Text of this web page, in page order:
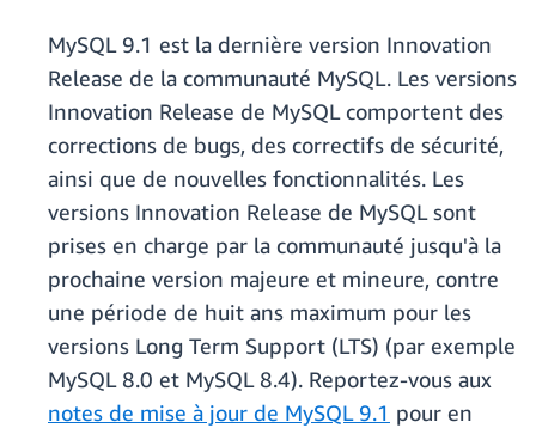
MySQL 9.1 est la dernière version Innovation
Release de la communauté MySQL. Les versions
Innovation Release de MySQL comportent des
corrections de bugs, des correctifs de sécurité,
ainsi que de nouvelles fonctionnalités. Les
versions Innovation Release de MySQL sont
prises en charge par la communauté jusqu'à la
prochaine version majeure et mineure, contre
une période de huit ans maximum pour les
versions Long Term Support (LTS) (par exemple
MySQL 8.0 et MySQL 8.4). Reportez-vous aux
notes de mise à jour de MySQL 9.1 pour en